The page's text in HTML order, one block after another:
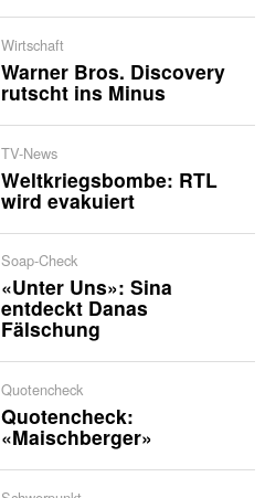
Wirtschaft
Warner Bros. Discovery
rutscht ins Minus
TV-News
Weltkriegsbombe: RTL
wird evakuiert
Soap-Check
«Unter Uns»: Sina
entdeckt Danas
Fälschung
Quotencheck
Quotencheck:
«Maischberger»